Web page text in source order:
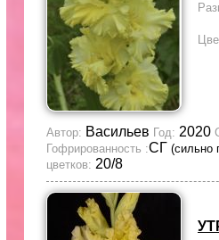
Автор: Васильев Год: 2020
Гофрированность :СГ (сильно
цветков: 20/8